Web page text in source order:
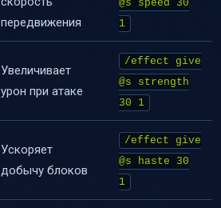
передвижения
@s speed 30
1
Увеличивает
урон при атаке
/effect give
@s strength
30 1
Ускоряет
добычу блоков
/effect give
@s haste 30
1